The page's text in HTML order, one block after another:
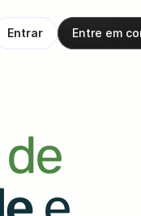
Entrar Entre em